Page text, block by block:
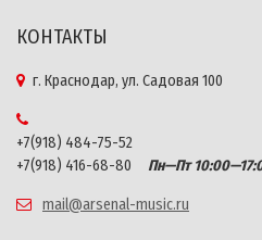
КОНТАКТЫ
г. Краснодар, ул. Садовая 100
+7(918) 484-75-52
+7(918) 416-68-80
Пн—Пт
mail@arsenal-music.ru